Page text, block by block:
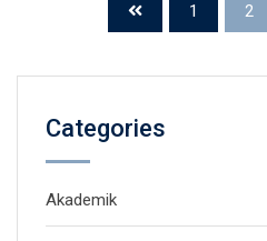
1 2
Categories
Akademik